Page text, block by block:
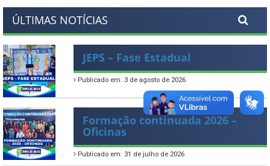
ÚLTIMAS NOTÍCIAS
JEPS – Fase Estadual
Publicado em: 3 de agosto de 2026
Formação continuada 2026 –
Oficinas
Publicado em: 31 de julho de 2026